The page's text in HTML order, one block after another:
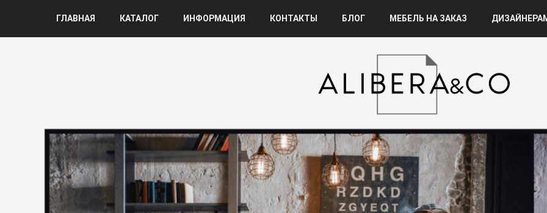
ГЛАВНАЯ КАТАЛОГ ИНФОРМАЦИЯ КОНТАКТЫ БЛОГ МЕБЕЛЬ НА ЗАКАЗ